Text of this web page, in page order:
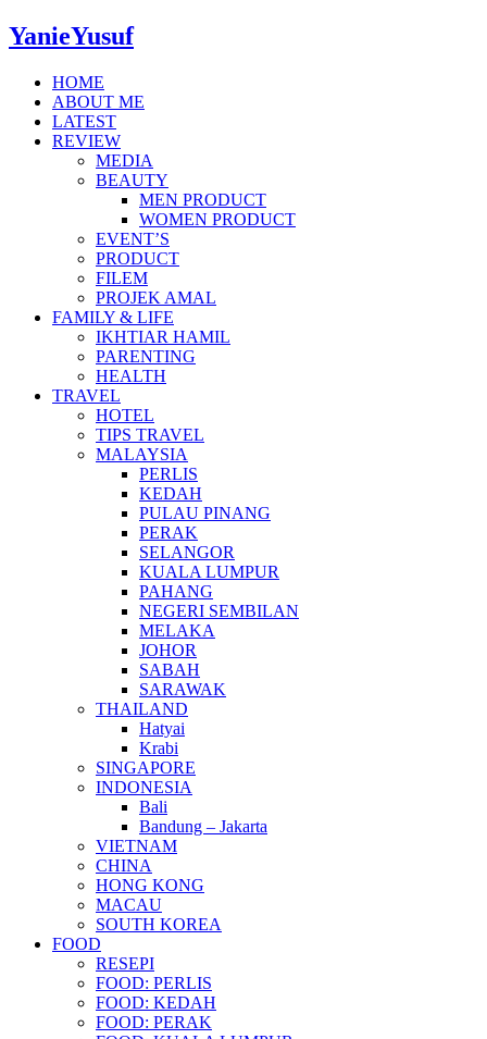
YanieYusuf
HOME
ABOUT ME
LATEST
REVIEW
MEDIA
BEAUTY
MEN PRODUCT
WOMEN PRODUCT
EVENT’S
PRODUCT
FILEM
PROJEK AMAL
FAMILY & LIFE
IKHTIAR HAMIL
PARENTING
HEALTH
TRAVEL
HOTEL
TIPS TRAVEL
MALAYSIA
PERLIS
KEDAH
PULAU PINANG
PERAK
SELANGOR
KUALA LUMPUR
PAHANG
NEGERI SEMBILAN
MELAKA
JOHOR
SABAH
SARAWAK
THAILAND
Hatyai
Krabi
SINGAPORE
INDONESIA
Bali
Bandung – Jakarta
VIETNAM
CHINA
HONG KONG
MACAU
SOUTH KOREA
FOOD
RESEPI
FOOD: PERLIS
FOOD: KEDAH
FOOD: PERAK